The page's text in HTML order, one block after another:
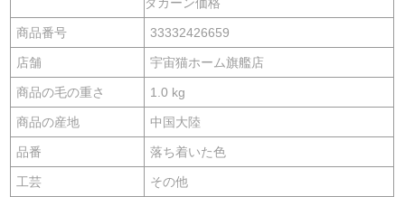
商品番号 33332426659
店舗 宇宙猫ホーム旗艦店
商品の毛の重さ 1.0 kg
商品の産地 中国大陸
品番 落ち着いた色
工芸 その他